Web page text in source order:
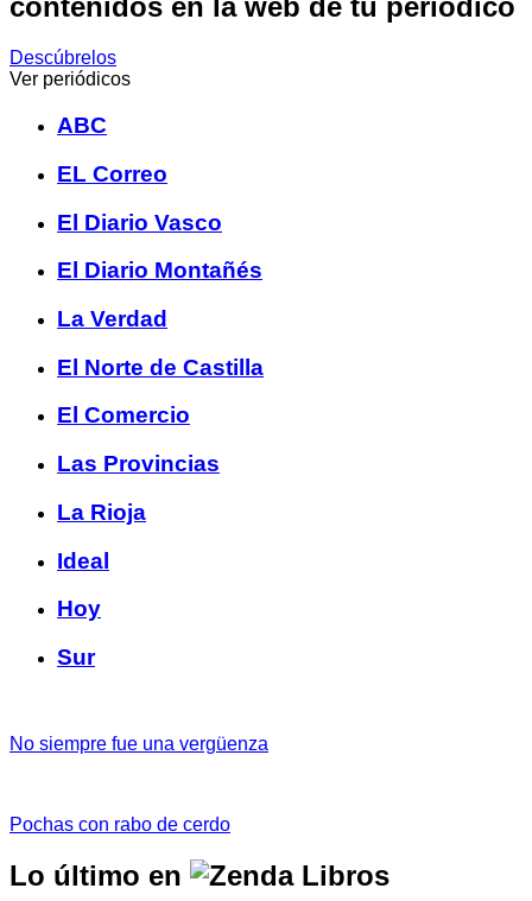
contenidos en la web de tu periódico
Descúbrelos
Ver periódicos
ABC
EL Correo
El Diario Vasco
El Diario Montañés
La Verdad
El Norte de Castilla
El Comercio
Las Provincias
La Rioja
Ideal
Hoy
Sur
No siempre fue una vergüenza
Pochas con rabo de cerdo
Lo último en